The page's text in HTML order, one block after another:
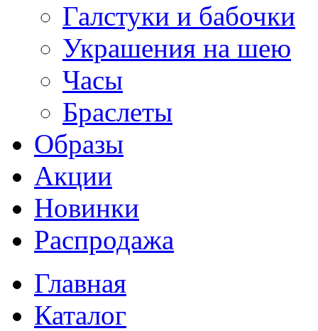
Галстуки и бабочки
Украшения на шею
Часы
Браслеты
Образы
Акции
Новинки
Распродажа
Главная
Каталог